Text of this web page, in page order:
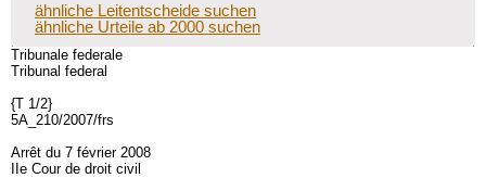
ähnliche Leitentscheide suchen
ähnliche Urteile ab 2000 suchen
Tribunale federale
Tribunal federal
{T 1/2}
5A_210/2007/frs
Arrêt du 7 février 2008
IIe Cour de droit civil